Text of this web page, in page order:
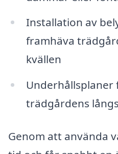
Installation av
framhäva
kvällen
Underhållsplaner
trädgårdens
Genom att använda